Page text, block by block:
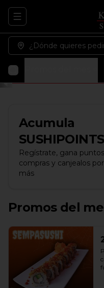
Abrir menu de
¿Dónde quieres
Acumula
SUSHIPOINTS
Regístrate, gana
compras y canjealos
más
Promos del